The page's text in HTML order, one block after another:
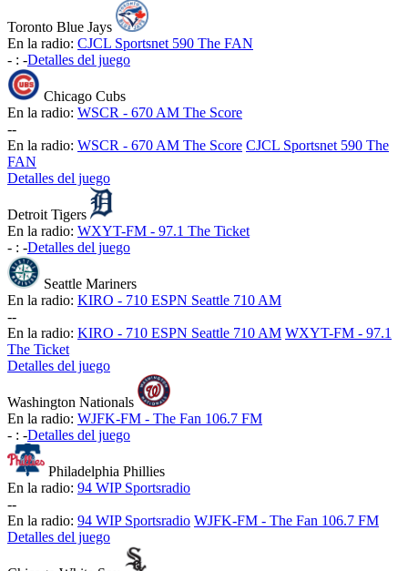
Toronto Blue Jays
En la radio: CJCL Sportsnet 590 The FAN
- : -Detalles del juego
Chicago Cubs
En la radio: WSCR - 670 AM The Score
--
En la radio: WSCR - 670 AM The Score CJCL Sportsnet 590 The
FAN
Detalles del juego
Detroit Tigers
En la radio: WXYT-FM - 97.1 The Ticket
- : -Detalles del juego
Seattle Mariners
En la radio: KIRO - 710 ESPN Seattle 710 AM
--
En la radio: KIRO - 710 ESPN Seattle 710 AM WXYT-FM - 97.1
The Ticket
Detalles del juego
Washington Nationals
En la radio: WJFK-FM - The Fan 106.7 FM
- : -Detalles del juego
Philadelphia Phillies
En la radio: 94 WIP Sportsradio
--
En la radio: 94 WIP Sportsradio WJFK-FM - The Fan 106.7 FM
Detalles del juego